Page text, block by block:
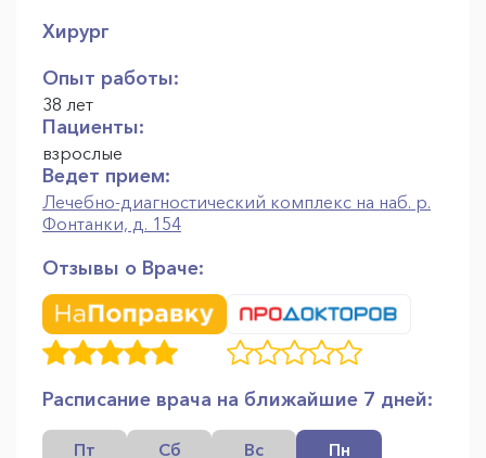
Хирург
Опыт работы:
38 лет
Пациенты:
взрослые
Ведет прием:
Лечебно-диагностический комплекс на наб. р.
Фонтанки, д. 154
Отзывы о Враче:
Расписание врача на ближайшие 7 дней:
Пт Сб Вс Пн